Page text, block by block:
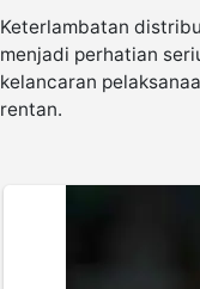
Keterlambatan
menjadi perhatian
kelancaran
rentan.